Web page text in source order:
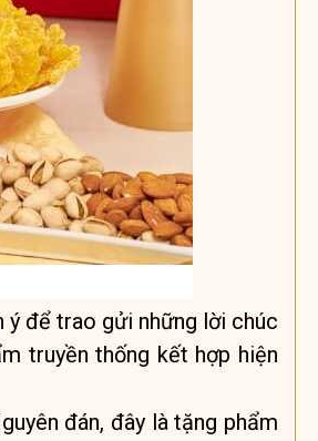
ý để trao gửi những lời chúc
truyền thống kết hợp hiện
đán, đây là tặng phẩm